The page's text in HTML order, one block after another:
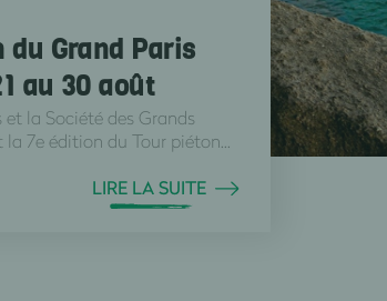
du Grand Paris
au 30 août
et la Société des Grands
7e édition du Tour piéton...
LIRE LA SUITE